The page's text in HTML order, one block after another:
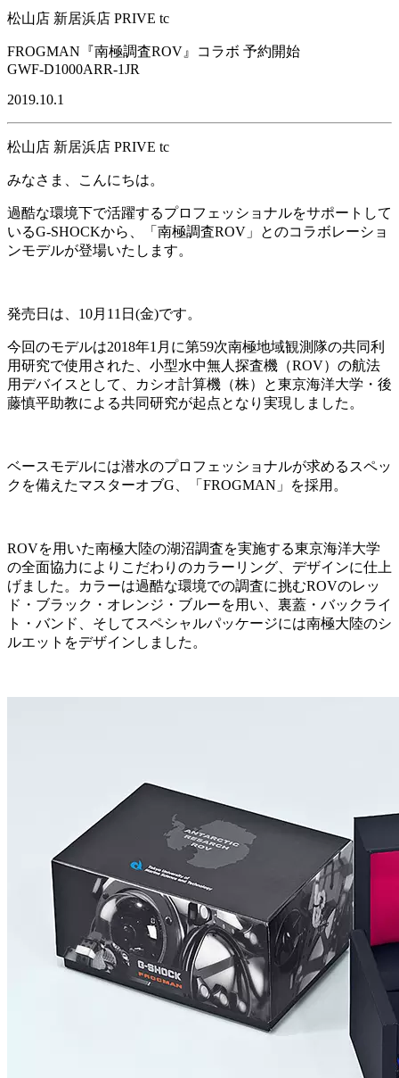
松山店 新居浜店 PRIVE tc
FROGMAN『南極調査ROV』コラボ 予約開始
GWF-D1000ARR-1JR
2019.10.1
松山店 新居浜店 PRIVE tc
みなさま、こんにちは。
過酷な環境下で活躍するプロフェッショナルをサポートして
いるG-SHOCKから、「南極調査ROV」とのコラボレーショ
ンモデルが登場いたします。
発売日は、10月11日(金)です。
今回のモデルは2018年1月に第59次南極地域観測隊の共同利
用研究で使用された、小型水中無人探査機（ROV）の航法
用デバイスとして、カシオ計算機（株）と東京海洋大学・後
藤慎平助教による共同研究が起点となり実現しました。
ベースモデルには潜水のプロフェッショナルが求めるスペッ
クを備えたマスターオブG、「FROGMAN」を採用。
ROVを用いた南極大陸の湖沼調査を実施する東京海洋大学
の全面協力によりこだわりのカラーリング、デザインに仕上
げました。カラーは過酷な環境での調査に挑むROVのレッ
ド・ブラック・オレンジ・ブルーを用い、裏蓋・バックライ
ト・バンド、そしてスペシャルパッケージには南極大陸のシ
ルエットをデザインしました。